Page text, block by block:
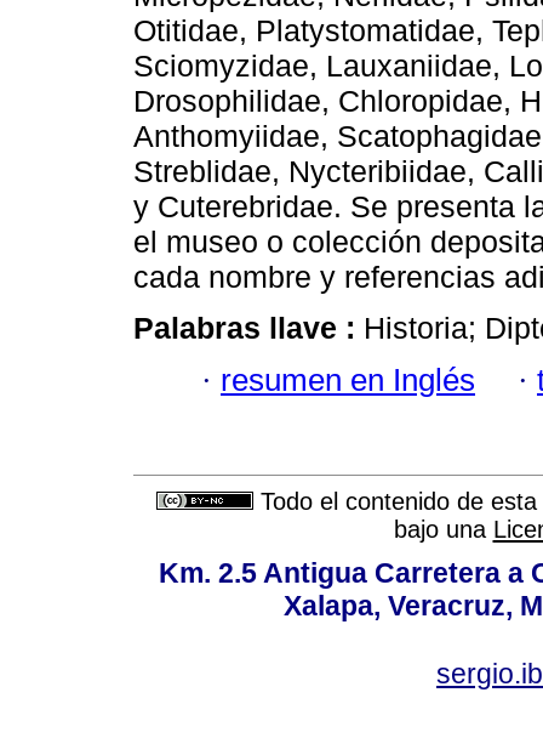
Otitidae, Platystomatidae,
Sciomyzidae, Lauxaniidae,
Drosophilidae, Chloropidae,
Anthomyiidae,
Streblidae, Nycteribiidae,
y Cuterebridae. Se presenta
el museo o colección
cada nombre y referencias
Palabras llave : Historia;
· resumen en Inglés ·
Todo el contenido de
bajo una
Km. 2.5 Antigua Carretera a
Xalapa, Veracruz,